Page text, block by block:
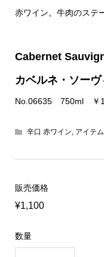
赤ワイン。牛肉のステ
Cabernet
カベルネ・ソー
No.06635 750ml ￥
辛口 赤ワイン アイテム
販売価格
¥1,100
数量